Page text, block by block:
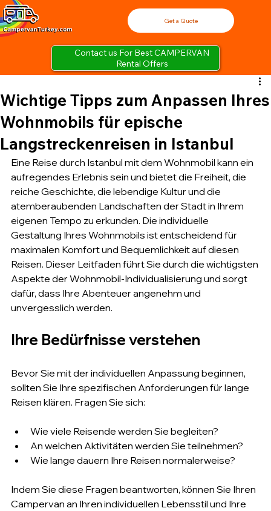
Contact us For Best CAMPERVAN
Rental Offers
Get a Quote
Wichtige Tipps zum Anpassen Ihres
Wohnmobils für epische
Langstreckenreisen in Istanbul
Eine Reise durch Istanbul mit dem Wohnmobil kann ein
aufregendes Erlebnis sein und bietet die Freiheit, die
reiche Geschichte, die lebendige Kultur und die
atemberaubenden Landschaften der Stadt in Ihrem
eigenen Tempo zu erkunden. Die individuelle
Gestaltung Ihres Wohnmobils ist entscheidend für
maximalen Komfort und Bequemlichkeit auf diesen
Reisen. Dieser Leitfaden führt Sie durch die wichtigsten
Aspekte der Wohnmobil-Individualisierung und sorgt
dafür, dass Ihre Abenteuer angenehm und
unvergesslich werden.
Ihre Bedürfnisse verstehen
Bevor Sie mit der individuellen Anpassung beginnen,
sollten Sie Ihre spezifischen Anforderungen für lange
Reisen klären. Fragen Sie sich:
Wie viele Reisende werden Sie begleiten?
An welchen Aktivitäten werden Sie teilnehmen?
Wie lange dauern Ihre Reisen normalerweise?
Indem Sie diese Fragen beantworten, können Sie Ihren
Campervan an Ihren individuellen Lebensstil und Ihre